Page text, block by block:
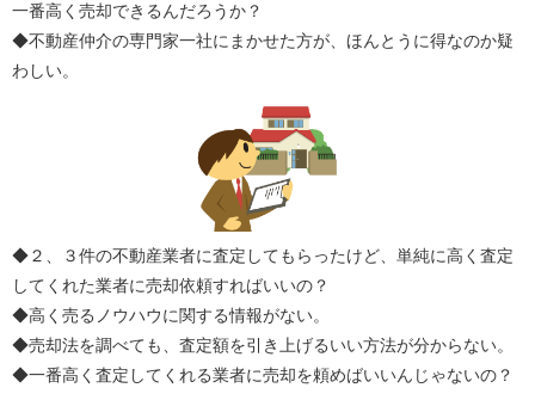
一番高く売却できるんだろうか？
◆不動産仲介の専門家一社にまかせた方が、ほんとうに得なのか疑
わしい。
◆２、３件の不動産業者に査定してもらったけど、単純に高く査定
してくれた業者に売却依頼すればいいの？
◆高く売るノウハウに関する情報がない。
◆売却法を調べても、査定額を引き上げるいい方法が分からない。
◆一番高く査定してくれる業者に売却を頼めばいいんじゃないの？